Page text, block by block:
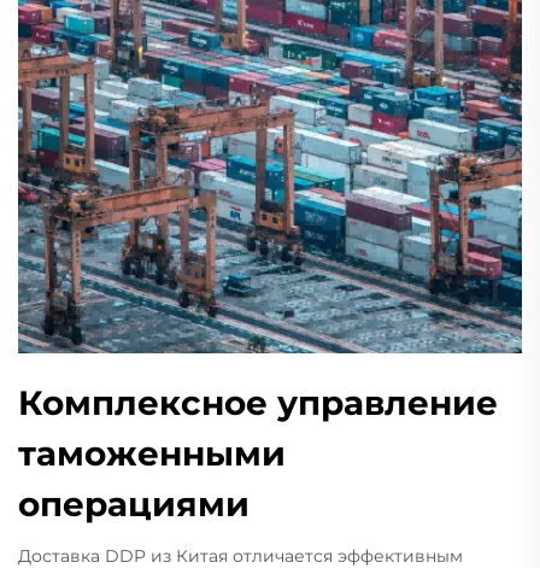
Комплексное управление
таможенными
операциями
Доставка DDP из Китая отличается эффективным